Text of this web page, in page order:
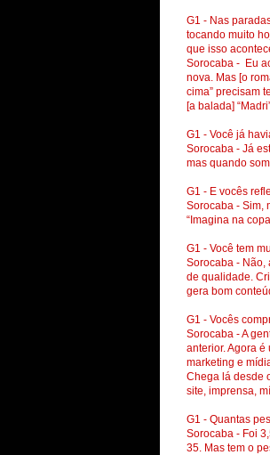
G1 - Nas
tocando muito
que isso
Sorocaba - Eu
nova. Mas [o
cima” precisam
[a balada]
G1 - Você já
Sorocaba - Já
mas quando
G1 - E vocês
Sorocaba - Sim,
“Imagina na
G1 - Você tem
Sorocaba - Não,
de qualidade.
gera bom
G1 - Vocês
Sorocaba - A
anterior. Agora
marketing e
Chega lá desde
site, imprensa,
G1 - Quantas
Sorocaba - Foi
35. Mas tem o